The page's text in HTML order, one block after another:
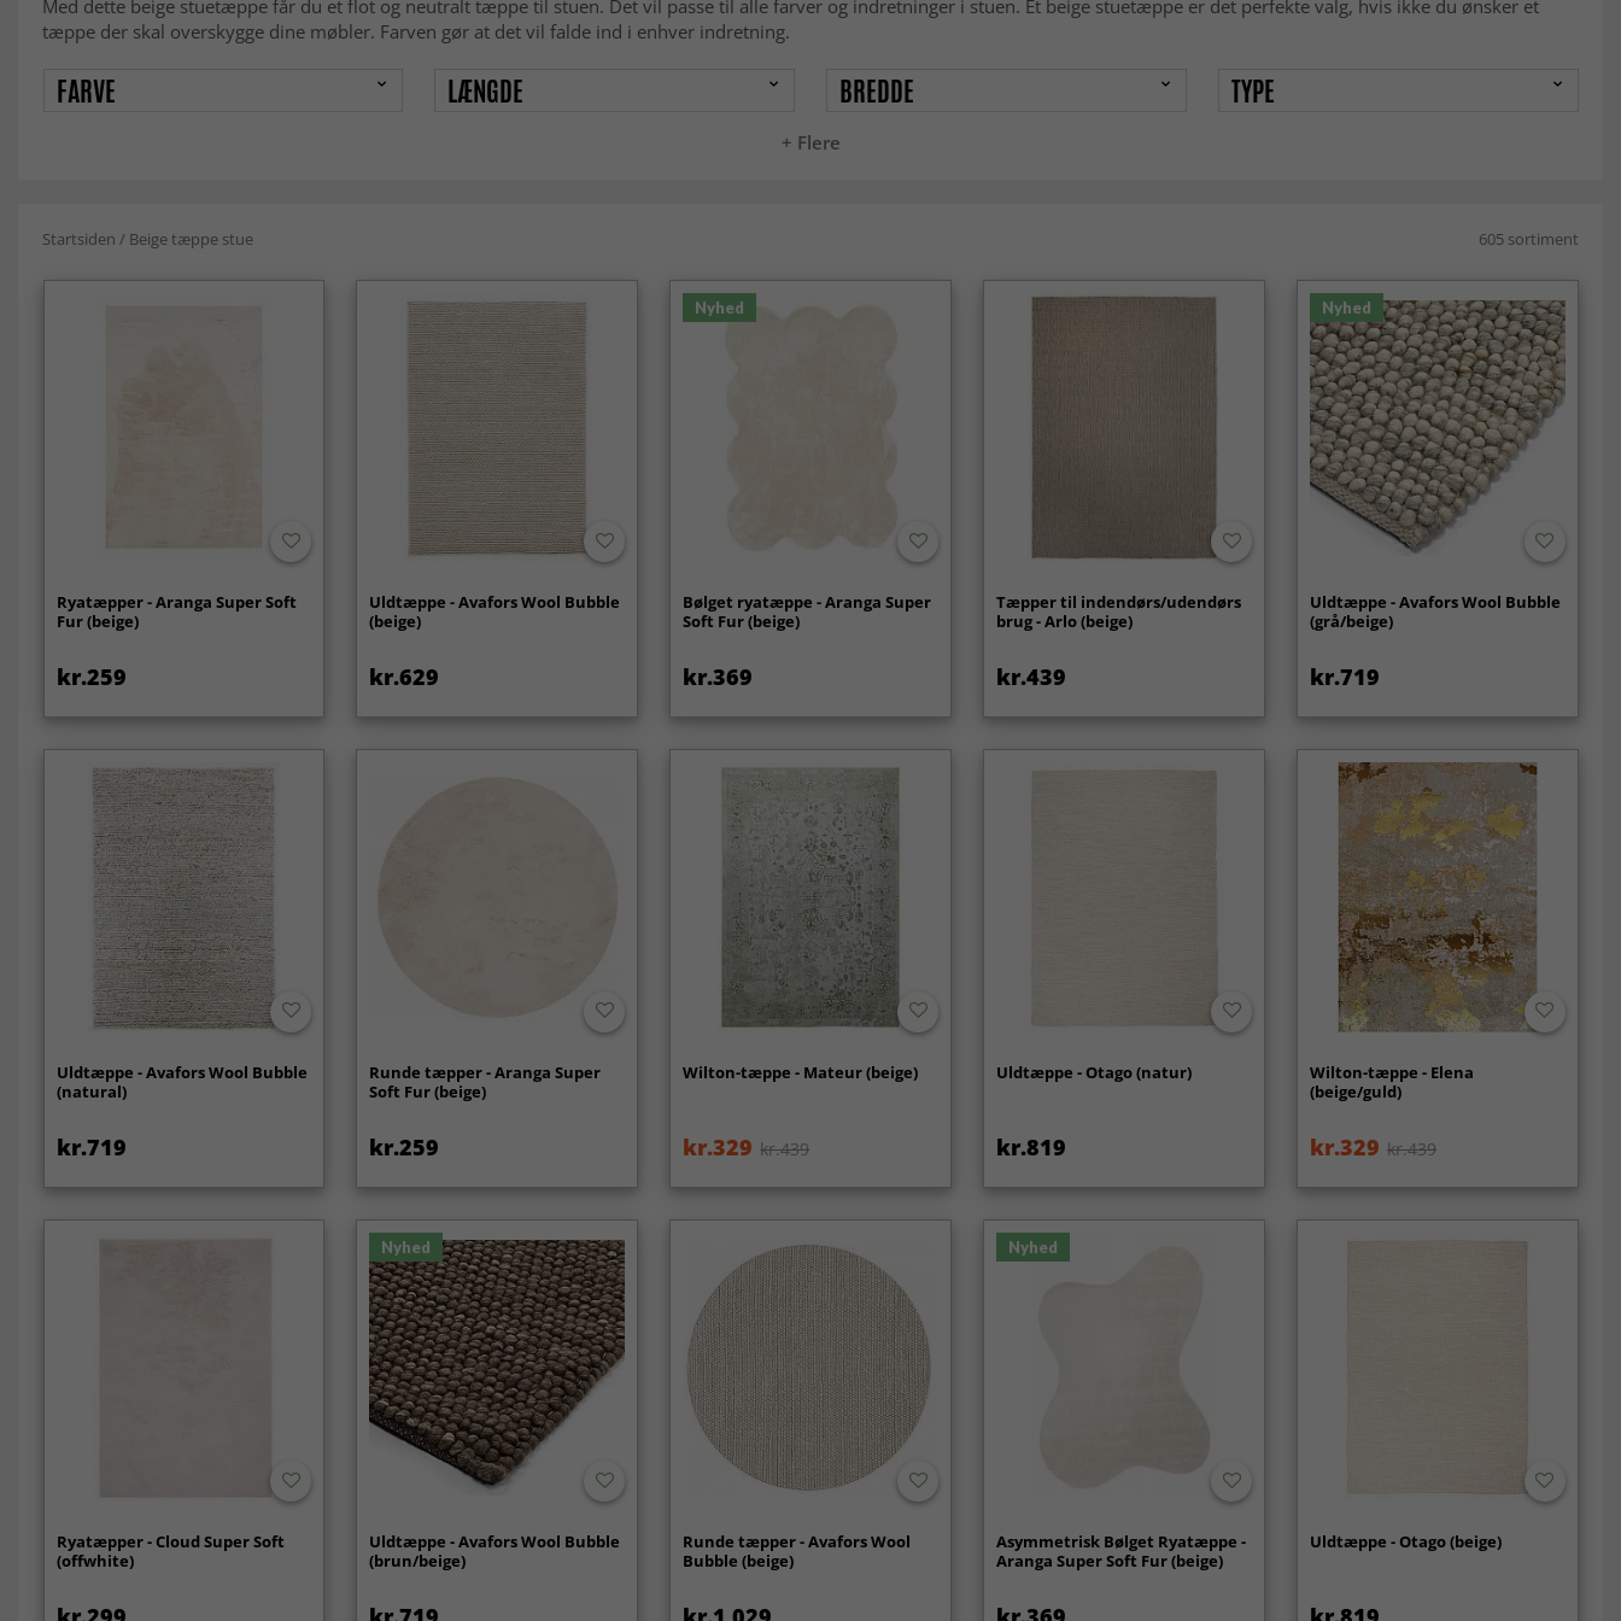
Med dette beige stuetæppe får du et flot og neutralt tæppe til stuen. Det vil passe til alle farver og indretninger i stuen. Et beige stuetæppe er det perfekte valg, hvis ikke du ønsker et
tæppe der skal overskygge dine møbler. Farven gør at det vil falde ind i enhver indretning.
+ Flere
FARVE LÆNGDE BREDDE TYPE
Startsiden / Beige tæppe stue 605 sortiment
Ryatæpper - Aranga Super Soft
Fur (beige)
kr.259
Uldtæppe - Avafors Wool Bubble
(beige)
kr.629
Nyhed
Bølget ryatæppe - Aranga Super
Soft Fur (beige)
kr.369
Tæpper til indendørs/udendørs
brug - Arlo (beige)
kr.439
Nyhed
Uldtæppe - Avafors Wool Bubble
(grå/beige)
kr.719
Uldtæppe - Avafors Wool Bubble
(natural)
kr.719
Runde tæpper - Aranga Super
Soft Fur (beige)
kr.259
Wilton-tæppe - Mateur (beige)
kr.329 kr.439
Uldtæppe - Otago (natur)
kr.819
Wilton-tæppe - Elena
(beige/guld)
kr.329 kr.439
Ryatæpper - Cloud Super Soft
(offwhite)
Nyhed
Uldtæppe - Avafors Wool Bubble
(brun/beige)
Runde tæpper - Avafors Wool
Bubble (beige)
Nyhed
Asymmetrisk Bølget Ryatæppe -
Aranga Super Soft Fur (beige)
Uldtæppe - Otago (beige)